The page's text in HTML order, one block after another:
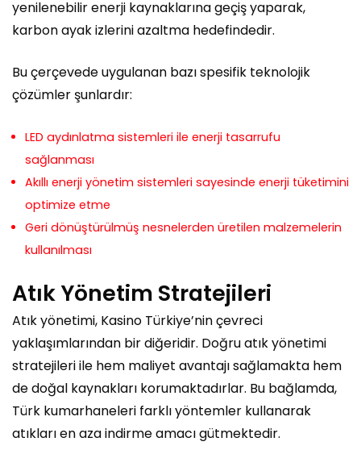
yenilenebilir enerji kaynaklarına geçiş yaparak,
karbon ayak izlerini azaltma hedefindedir.
Bu çerçevede uygulanan bazı spesifik teknolojik
çözümler şunlardır:
LED aydınlatma sistemleri ile enerji tasarrufu
sağlanması
Akıllı enerji yönetim sistemleri sayesinde enerji tüketimini
optimize etme
Geri dönüştürülmüş nesnelerden üretilen malzemelerin
kullanılması
Atık Yönetim Stratejileri
Atık yönetimi, Kasino Türkiye’nin çevreci
yaklaşımlarından bir diğeridir. Doğru atık yönetimi
stratejileri ile hem maliyet avantajı sağlamakta hem
de doğal kaynakları korumaktadırlar. Bu bağlamda,
Türk kumarhaneleri farklı yöntemler kullanarak
atıkları en aza indirme amacı gütmektedir.